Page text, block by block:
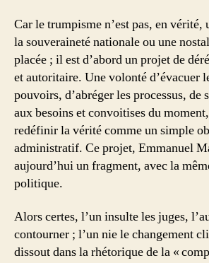
Car le trumpisme n’est pas, en vérité,
la souveraineté nationale ou une
placée ; il est d’abord un projet de
et autoritaire. Une volonté d’évacuer
pouvoirs, d’abréger les processus, de
aux besoins et convoitises du
redéfinir la vérité comme un simple
administratif. Ce projet, Emmanuel
aujourd’hui un fragment, avec la
politique.
Alors certes, l’un insulte les juges,
contourner ; l’un nie le changement
dissout dans la rhétorique de la «